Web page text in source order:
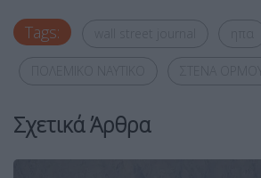
Tags:
Σχετικά Άρθρα